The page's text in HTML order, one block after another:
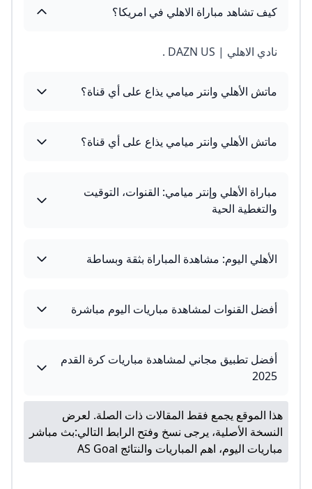
كيف تشاهد مباراة الاهلي في امريكا؟
نادي الاهلي | DAZN US .
ماتش الأهلي وانتر ميامي يذاع على أي قناة؟
ماتش الأهلي وانتر ميامي يذاع على أي قناة؟
مباراة الأهلي وإنتر ميامي: القنوات، التوقيت
والتغطية الحية
الأهلي اليوم: مشاهدة المباراة بثقة وبساطة
أفضل القنوات لمشاهدة مباريات اليوم مباشرة
أفضل تطبيق مجاني لمشاهدة مباريات كرة القدم
2025
هذا الموقع يجمع فقط المقالات ذات الصلة. لعرض
النسخة الأصلية، يرجى نسخ وفتح الرابط التالي:بث مباشر
مباريات اليوم، اهم المباريات والنتائج AS Goal